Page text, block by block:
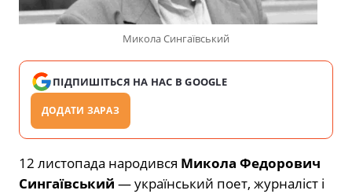
Микола Сингаївський
ПІДПИШІТЬСЯ НА НАС В GOOGLE
ДОДАТИ ЗАРАЗ
12 листопада народився Микола Федорович
Сингаївський — український поет, журналіст і